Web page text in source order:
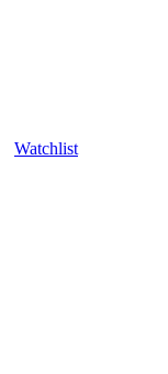
Watchlist